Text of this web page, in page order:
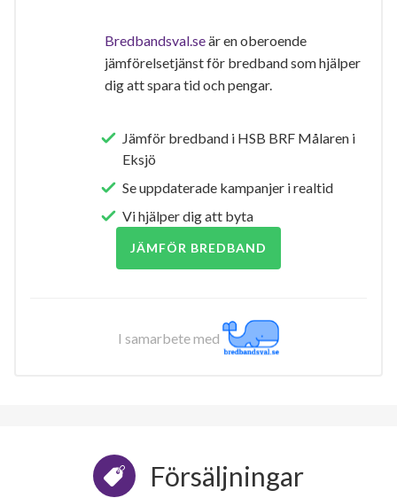
Bredbandsval.seär en oberoende
jämförelsetjänst för bredband som hjälper
dig att spara tid och pengar.
Jämför bredband i HSB BRF Målaren i
Eksjö
Se uppdaterade kampanjer i realtid
Vi hjälper dig att byta
JÄMFÖR BREDBAND
I samarbete med
Försäljningar